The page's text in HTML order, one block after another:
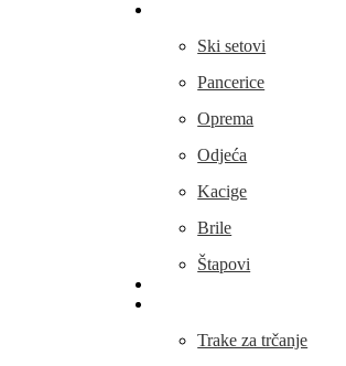
Ski setovi
Pancerice
Oprema
Odjeća
Kacige
Brile
Štapovi
Trake za trčanje